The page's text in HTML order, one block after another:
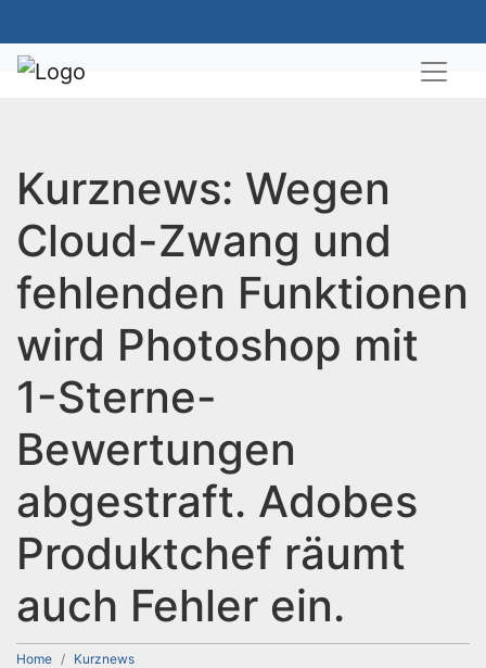
Kurznews: Wegen
Cloud-Zwang und
fehlenden Funktionen
wird Photoshop mit
1-Sterne-
Bewertungen
abgestraft. Adobes
Produktchef räumt
auch Fehler ein.
Home
Kurznews